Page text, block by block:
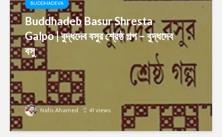
BUDDHADEVA
Buddhadeb Basur Shresta
Galpo | বুদ্ধদেব বসুর শ্রেষ্ঠ গল্প – বুদ্ধদেব
বসু
Nafis Ahamed 41 views